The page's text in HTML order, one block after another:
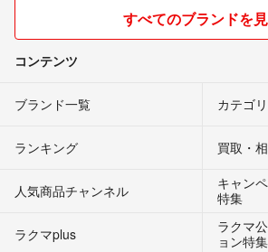
すべてのブランドを
コンテンツ
ブランド一覧 カテゴ
ランキング 買取・
人気商品チャンネル
キャン
特集
ラクマplus
ラクマ
ョン特集